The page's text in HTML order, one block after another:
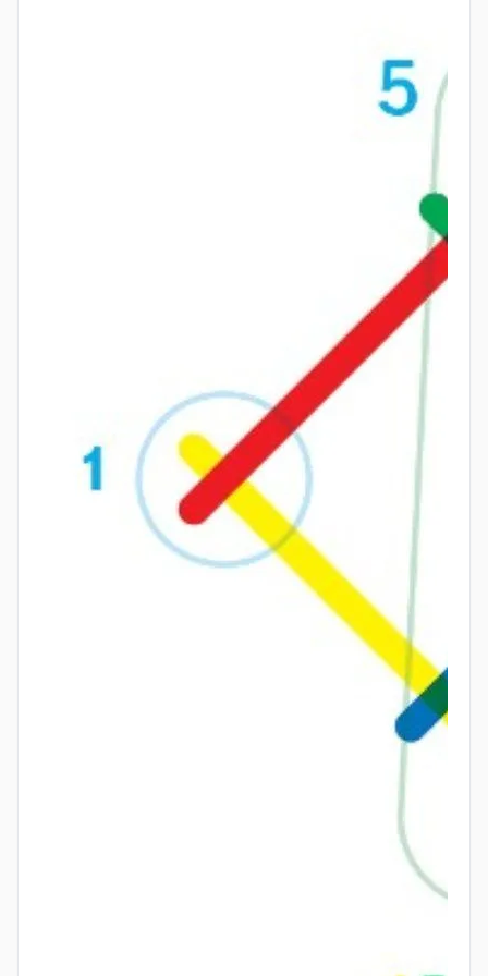
https://www.edrawsoft.com/article/what-is-
(算), что
означает «счёт» или «вычисление». Термин связан
с иероглифом, обозначающим как сам процесс
Китайский метод умножения основан на
визуальном представлении чисел с помощью
линий и подсчёте их пересечений. Вот основные
Каждую цифру множимого числа изображают
набором параллельных линий: количество
линий соответствует цифре.
Второе число изображают аналогично, но
линии проводят перпендикулярно первым.
Пересечения линий разделяют на группы,
соответствующие разрядам результата: сотни,
Подсчитывают количество точек пересечения в
умножения и особенно полезен для обучения
основам арифметики. Он демонстрирует, как